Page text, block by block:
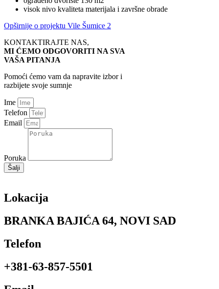
visok nivo kvaliteta materijala i završne obrade
Opširnije o projektu Vile Šumice 2
KONTAKTIRAJTE NAS,
MI ĆEMO ODGOVORITI NA SVA
VAŠA PITANJA
Pomoći ćemo vam da napravite izbor i
razbijete svoje sumnje
Ime
Telefon
Email
Poruka
Šalji
Lokacija
BRANKA BAJIĆA 64, NOVI SAD
Telefon
+381-63-857-5501